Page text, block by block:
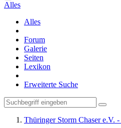
Alles
Alles
Forum
Galerie
Seiten
Lexikon
Erweiterte Suche
Thüringer Storm Chaser e.V.